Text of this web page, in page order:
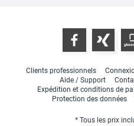
Clients professionnels
Aide / Support
Expédition et conditions de
Protection des données
* Tous les prix